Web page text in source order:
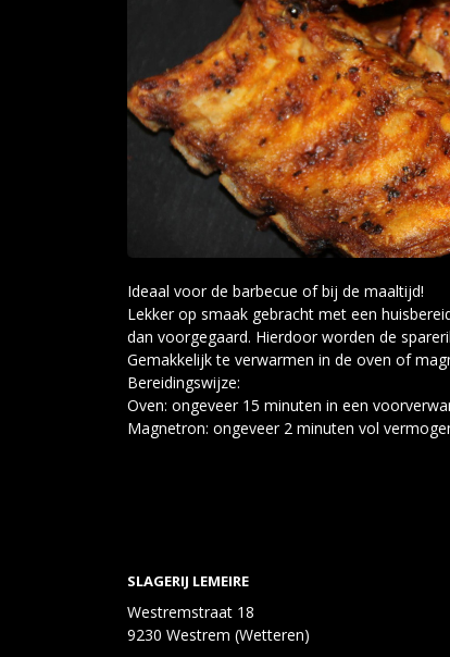
Ideaal voor de barbecue of bij de maaltijd!
Lekker op smaak gebracht met een
dan voorgegaard. Hierdoor worden de
Gemakkelijk te verwarmen in de oven of
Bereidingswijze:
Oven: ongeveer 15 minuten in een
Magnetron: ongeveer 2 minuten vol
SLAGERIJ LEMEIRE
Westremstraat 18
9230 Westrem (Wetteren)